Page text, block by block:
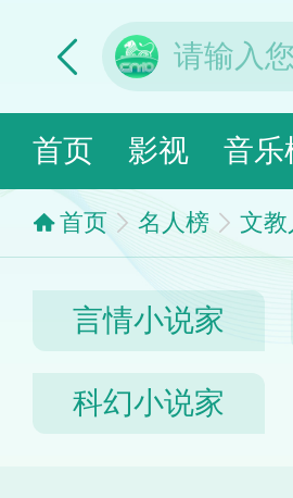
首页 影视 音乐
首页 名人榜 文教
言情小说家
科幻小说家